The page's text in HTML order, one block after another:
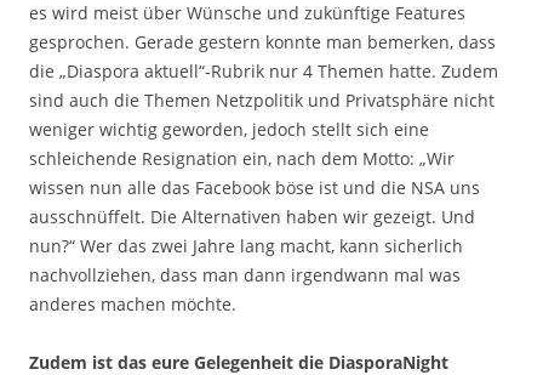
es wird meist über Wünsche und zukünftige Features
gesprochen. Gerade gestern konnte man bemerken, dass
die „Diaspora aktuell“-Rubrik nur 4 Themen hatte. Zudem
sind auch die Themen Netzpolitik und Privatsphäre nicht
weniger wichtig geworden, jedoch stellt sich eine
schleichende Resignation ein, nach dem Motto: „Wir
wissen nun alle das Facebook böse ist und die NSA uns
ausschnüffelt. Die Alternativen haben wir gezeigt. Und
nun?“ Wer das zwei Jahre lang macht, kann sicherlich
nachvollziehen, dass man dann irgendwann mal was
anderes machen möchte.
Zudem ist das eure Gelegenheit die DiasporaNight